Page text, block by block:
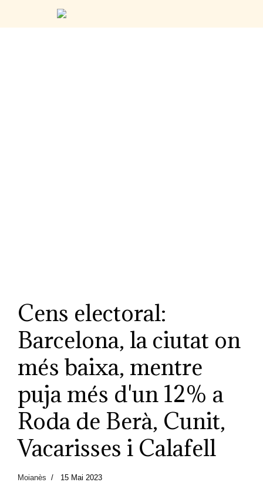
Cens electoral:
Barcelona, la ciutat on
més baixa, mentre
puja més d'un 12% a
Roda de Berà, Cunit,
Vacarisses i Calafell
Moianès 15 Mai 2023